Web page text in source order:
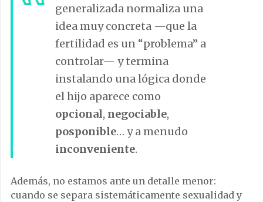
generalizada normaliza una
idea muy concreta —que la
fertilidad es un “problema” a
controlar— y termina
instalando una lógica donde
el hijo aparece como
opcional, negociable,
posponible… y a menudo
inconveniente.
Además, no estamos ante un detalle menor:
cuando se separa sistemáticamente sexualidad y